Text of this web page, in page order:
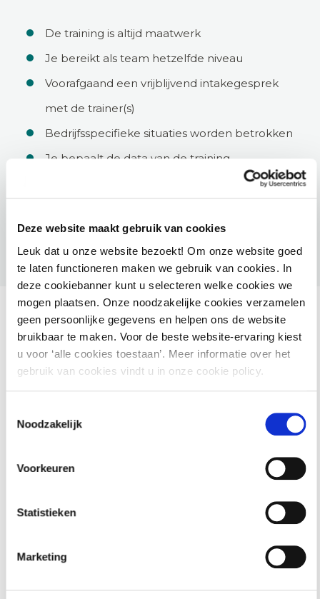
Deze website maakt gebruik van cookies
Leuk dat u onze website bezoekt! Om onze website goed
te laten functioneren maken we gebruik van cookies. In
deze cookiebanner kunt u selecteren welke cookies we
mogen plaatsen. Onze noodzakelijke cookies verzamelen
geen persoonlijke gegevens en helpen ons de website
bruikbaar te maken. Voor de beste website-ervaring kiest
u voor ‘alle cookies toestaan’. Meer informatie over het
gebruik van cookies vindt u in onze cookie policy.
Noodzakelijk
Voorkeuren
Statistieken
Marketing
De training is altijd maatwerk
Je bereikt als team hetzelfde niveau
Voorafgaand een vrijblijvend intakegesprek
met de trainer(s)
Bedrijfsspecifieke situaties worden betrokken
Je bepaalt de data van de training
Ook interessant voor jou
2 september 2026
8 september 2026